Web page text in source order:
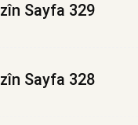
Sayfa 329
Sayfa 328